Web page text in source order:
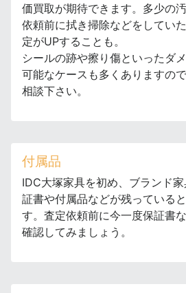
価買取が期待できます。多少の
依頼前に拭き掃除などをしてい
定がUPすることも。
シールの跡や擦り傷といったダ
可能なケースも多くありますの
相談下さい。
付属品
IDC大塚家具を初め、ブランド
証書や付属品などが残っている
す。査定依頼前に今一度保証書
確認してみましょう。